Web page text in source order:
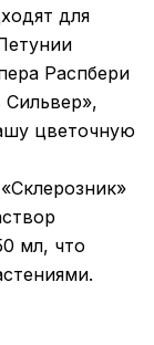
для
Распбери
цветочную
мл, что